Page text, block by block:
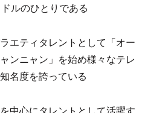
ルのひとりである
エティタレントとして「オー
ンニャン」を始め様々なテレ
名度を誇っている